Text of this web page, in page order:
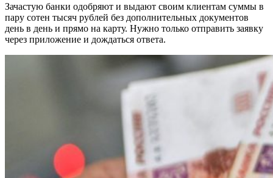
Зачастую банки одобряют и выдают своим клиентам суммы в
пару сотен тысяч рублей без дополнительных документов
день в день и прямо на карту. Нужно только отправить заявку
через приложение и дождаться ответа.